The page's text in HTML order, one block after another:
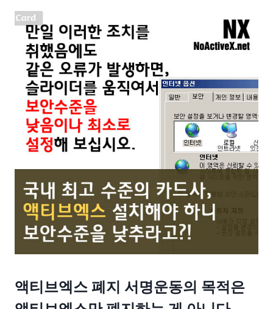
액티브엑스 폐지 서명운동의 목적은